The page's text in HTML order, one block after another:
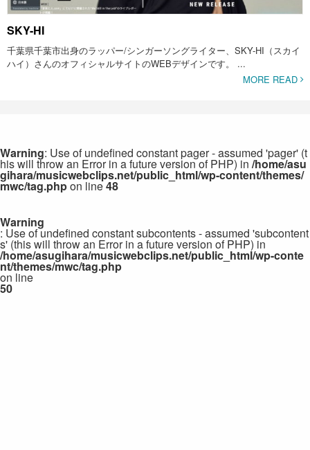
SKY-HI
千葉県千葉市出身のラッパー/シンガーソングライター、SKY-HI（スカイ
ハイ）さんのオフィシャルサイトのWEBデザインです。 ...
MORE READ
Warning: Use of undefined constant pager - assumed 'pager' (t
his will throw an Error in a future version of PHP) in /home/asu
gihara/musicwebclips.net/public_html/wp-content/themes/
mwc/tag.phpon line48
Warning
: Use of undefined constant subcontents - assumed 'subcontent
s' (this will throw an Error in a future version of PHP) in
/home/asugihara/musicwebclips.net/public_html/wp-conte
nt/themes/mwc/tag.php
on line
50